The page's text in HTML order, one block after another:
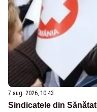
7 aug. 2026, 10:43
Sindicatele din